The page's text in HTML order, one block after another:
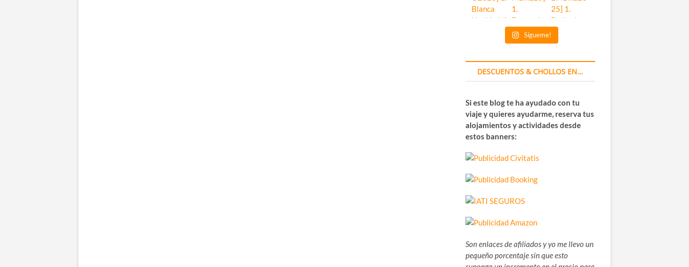
Sígueme!
DESCUENTOS & CHOLLOS EN…
Si este blog te ha ayudado con tu
viaje y quieres ayudarme, reserva tus
alojamientos y actividades desde
estos banners:
Son enlaces de afiliados y yo me llevo un
pequeño porcentaje sin que esto